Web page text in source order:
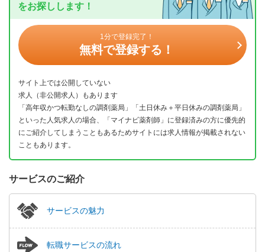
をお探しします！
1分で登録完了！
無料で登録する！
サイト上では公開していない
求人（非公開求人）もあります
「高年収かつ転勤なしの調剤薬局」「土日休み＋平日休みの調剤薬局」
といった人気求人の場合、「マイナビ薬剤師」に登録済みの方に優先的
にご紹介してしまうこともあるためサイトには求人情報が掲載されない
こともあります。
サービスのご紹介
サービスの魅力
転職サービスの流れ